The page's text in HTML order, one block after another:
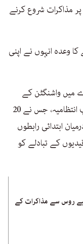
مذاکرات شروع کرنے
وعدہ انہوں نے اپنی
میں واشنگٹن کے
ساتھ بات چیت میں بھی شامل ہے، نے ٹرمپ انتظامیہ، جس نے 20
ابتدائی رابطوں
کے تبادلے کو
روس سے مذاکرات کے